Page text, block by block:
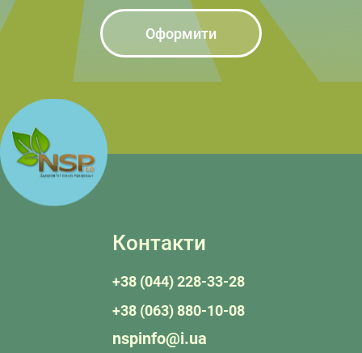
Оформити
Контакти
+38 (044) 228-33-28
+38 (063) 880-10-08
nspinfo@i.ua